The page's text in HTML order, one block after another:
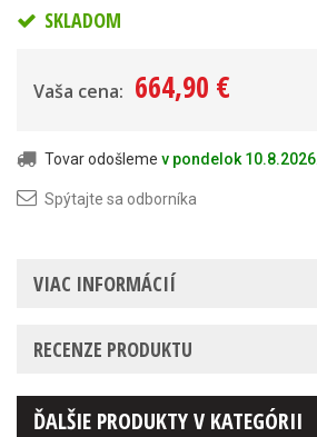
SKLADOM
Vaša cena: 664,90 €
Tovar odošleme v pondelok 10.8.2026
Spýtajte sa odborníka
VIAC INFORMÁCIÍ
RECENZE PRODUKTU
ĎALŠIE PRODUKTY V KATEGÓRII